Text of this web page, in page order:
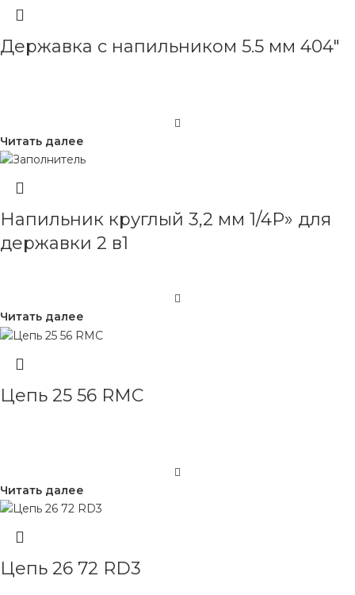
Державка с напильником 5.5 мм 404″
Читать далее
Напильник круглый 3,2 мм 1/4Р» для
державки 2 в1
Читать далее
Цепь 25 56 RMC
Читать далее
Цепь 26 72 RD3